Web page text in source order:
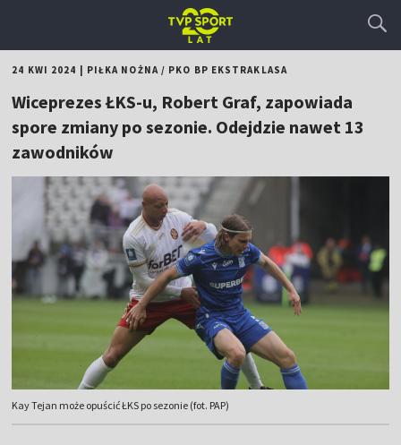
24 KWI 2024 PIŁKA NOŻNA/ PKO BP EKSTRAKLASA
Wiceprezes ŁKS-u, Robert Graf, zapowiada
spore zmiany po sezonie. Odejdzie nawet 13
zawodników
Kay Tejan może opuścić ŁKS po sezonie (fot. PAP)